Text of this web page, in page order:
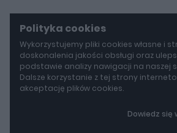
Polityka cookies
Wykorzystujemy pliki cookies własne i
doskonalenia jakości obsługi oraz
podstawie analizy nawigacji na naszej
Dalsze korzystanie z tej strony
akceptację plików cookies.
Dowiedz się